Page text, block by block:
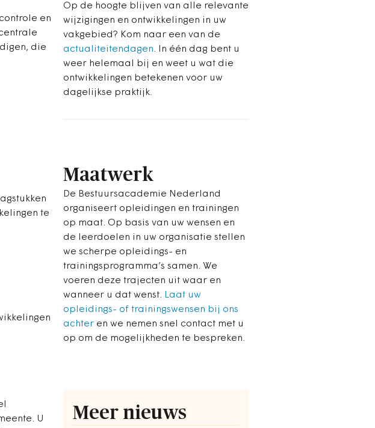
en
die
te
U
Op de hoogte blijven van alle relevante
wijzigingen en ontwikkelingen in uw
vakgebied? Kom naar een van de
actualiteitendagen. In één dag bent u
weer helemaal bij en weet u wat die
ontwikkelingen betekenen voor uw
dagelijkse praktijk.
Maatwerk
De Bestuursacademie Nederland
organiseert opleidingen en trainingen
op maat. Op basis van uw wensen en
de leerdoelen in uw organisatie stellen
we scherpe opleidings- en
trainingsprogramma’s samen. We
voeren deze trajecten uit waar en
wanneer u dat wenst. Laat uw
opleidings- of trainingswensen bij ons
achter en we nemen snel contact met u
op om de mogelijkheden te bespreken.
Meer nieuws